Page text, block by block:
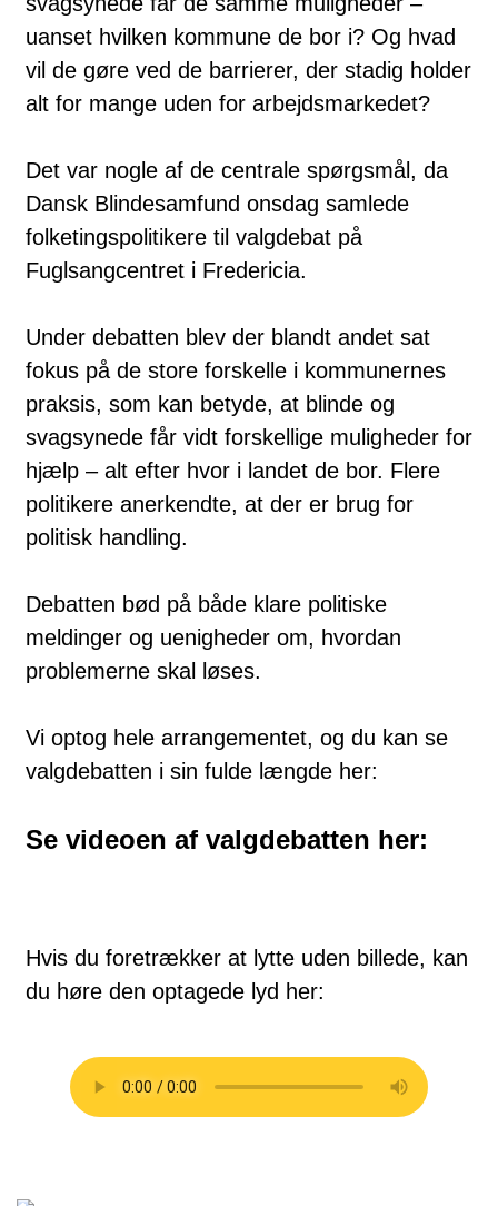
uanset hvilken kommune de bor i? Og hvad
vil de gøre ved de barrierer, der stadig holder
alt for mange uden for arbejdsmarkedet?
Det var nogle af de centrale spørgsmål, da
Dansk Blindesamfund onsdag samlede
folketingspolitikere til valgdebat på
Fuglsangcentret i Fredericia.
Under debatten blev der blandt andet sat
fokus på de store forskelle i kommunernes
praksis, som kan betyde, at blinde og
svagsynede får vidt forskellige muligheder for
hjælp – alt efter hvor i landet de bor. Flere
politikere anerkendte, at der er brug for
politisk handling.
Debatten bød på både klare politiske
meldinger og uenigheder om, hvordan
problemerne skal løses.
Vi optog hele arrangementet, og du kan se
valgdebatten i sin fulde længde her:
Se videoen af valgdebatten her:
Hvis du foretrækker at lytte uden billede, kan
du høre den optagede lyd her: